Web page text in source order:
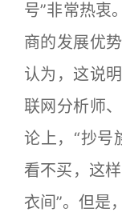
号”非常热衷
商的发展优
认为，这说
联网分析师
论上，“抄号
看不买，这
衣间”。但是